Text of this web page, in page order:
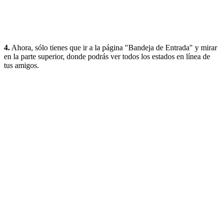
4. Ahora, sólo tienes que ir a la página "Bandeja de Entrada" y mirar
en la parte superior, donde podrás ver todos los estados en línea de
tus amigos.